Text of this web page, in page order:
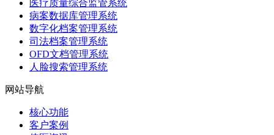
医疗质量综合监管系统
病案数据库管理系统
数字化档案管理系统
司法档案管理系统
OFD文档管理系统
人脸搜索管理系统
网站导航
核心功能
客户案例